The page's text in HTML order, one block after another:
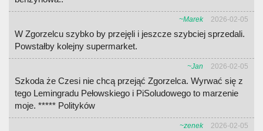
~Marek 2026-02-05
W Zgorzelcu szybko by przejęli i jeszcze szybciej sprzedali.
Powstałby kolejny supermarket.
~Jan 2026-02-05
Szkoda że Czesi nie chcą przejąć Zgorzelca. Wyrwać się z
tego Lemingradu Pełowskiego i PiSoludowego to marzenie
moje. ***** Polityków
~zenek 2026-02-05